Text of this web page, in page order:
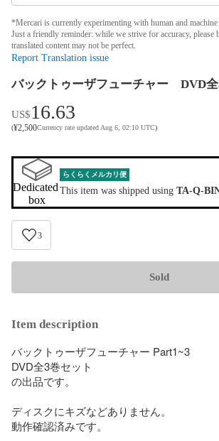
*Mercari is currently experimenting with human and machine
Just a friendly reminder: while we strive for accuracy, please
translated content may not be perfect.
Report Translation issue
バックトゥーザフューチャー DVD
US$16.63
(¥2,500Currency rate updated Aug 6, 02:10 UTC)
Dedicated
box
らくらくメルカリ便
This item was shipped using TA-Q-
3
Sold
Item description
バックトゥーザフューチャー Part1~3
DVD全3巻セット
の出品です。
ディスクにキズなどありません。
動作確認済みです。